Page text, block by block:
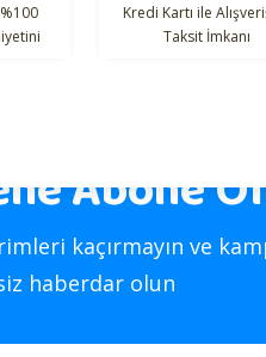
Kredi Kartı ile
Taksit İmkanı
Abone
kaçırmayın ve
haberdar olun